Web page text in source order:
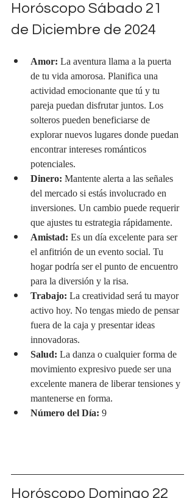
Horóscopo Sábado 21
de Diciembre de 2024
Amor: La aventura llama a la puerta
de tu vida amorosa. Planifica una
actividad emocionante que tú y tu
pareja puedan disfrutar juntos. Los
solteros pueden beneficiarse de
explorar nuevos lugares donde puedan
encontrar intereses románticos
potenciales.
Dinero: Mantente alerta a las señales
del mercado si estás involucrado en
inversiones. Un cambio puede requerir
que ajustes tu estrategia rápidamente.
Amistad: Es un día excelente para ser
el anfitrión de un evento social. Tu
hogar podría ser el punto de encuentro
para la diversión y la risa.
Trabajo: La creatividad será tu mayor
activo hoy. No tengas miedo de pensar
fuera de la caja y presentar ideas
innovadoras.
Salud: La danza o cualquier forma de
movimiento expresivo puede ser una
excelente manera de liberar tensiones y
mantenerse en forma.
Número del Día: 9
Horóscopo Domingo 22